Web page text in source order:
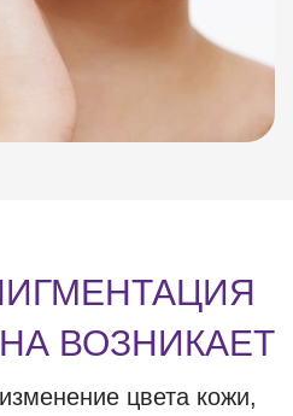
ВОЗНИКАЕТ
цвета кожи,